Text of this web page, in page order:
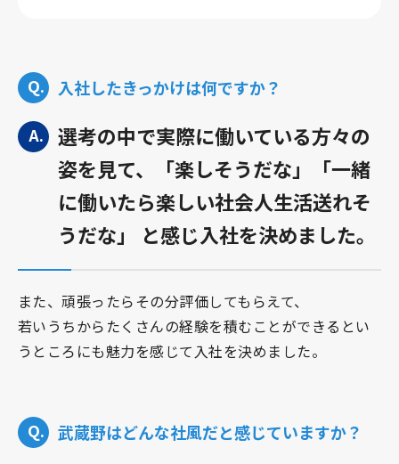
入社したきっかけは何ですか？
選考の中で実際に働いている方々の
姿を見て、「楽しそうだな」「一緒
に働いたら楽しい社会人生活送れそ
うだな」 と感じ入社を決めました。
また、頑張ったらその分評価してもらえて、
若いうちからたくさんの経験を積むことができるとい
うところにも魅力を感じて入社を決めました。
武蔵野はどんな社風だと感じていますか？